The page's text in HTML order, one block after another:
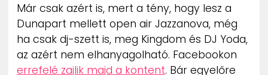
Már csak azért is, mert a tény, hogy lesz a
Dunapart mellett open air Jazzanova, még
ha csak dj-szett is, meg Kingdom és DJ Yoda,
az azért nem elhanyagolható. Facebookon
errefelé zajlik majd a kontent. Bár egyelőre